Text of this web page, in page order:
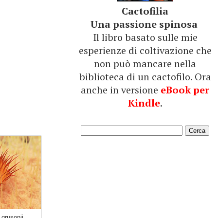
Cactofilia
Una passione spinosa
Il libro basato sulle mie
esperienze di coltivazione che
non può mancare nella
biblioteca di un cactofilo. Ora
anche in versione eBook per
Kindle.